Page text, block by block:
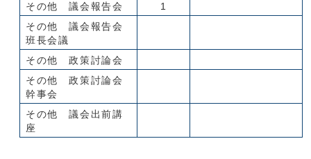
その他 議会報告会
1
その他 議会報告会
班長会議
その他 政策討論会
その他 政策討論会
幹事会
その他 議会出前講
座